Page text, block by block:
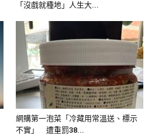
「沒戲就種地」人生大...
網購第一泡菜「冷藏用常溫送、標示
不實」 遭重罰38...